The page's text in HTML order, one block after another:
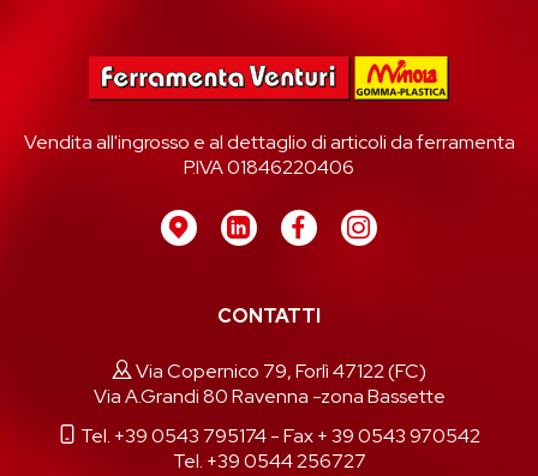
Vendita all'ingrosso e al dettaglio di articoli da ferramenta
P.IVA 01846220406
CONTATTI
Via Copernico 79, Forlì 47122 (FC)
Via A.Grandi 80 Ravenna -zona Bassette
Tel. +39 0543 795174- Fax + 39 0543 970542
Tel. +39 0544 256727